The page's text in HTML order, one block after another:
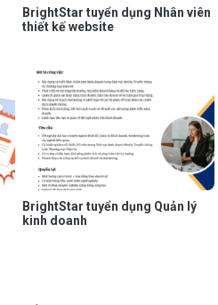
BrightStar tuyển dụng Nhân viên
thiết kế website
BrightStar tuyển dụng Quản lý
kinh doanh